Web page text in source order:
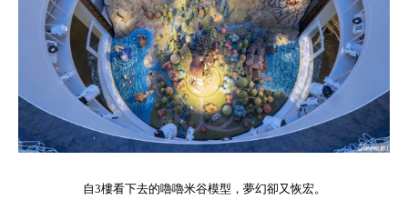
自3樓看下去的嚕嚕米谷模型，夢幻卻又恢宏。